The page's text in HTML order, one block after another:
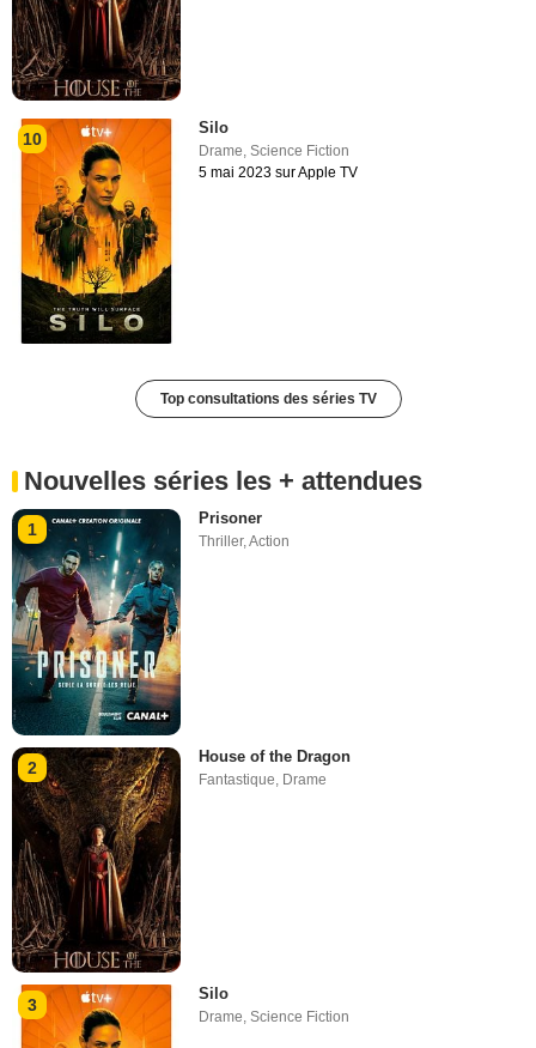
10
Silo
Drame,Science Fiction
5 mai 2023 sur Apple TV
Top consultations des séries TV
Nouvelles séries les + attendues
1
Prisoner
Thriller,Action
2
House of the Dragon
Fantastique Drame
3
Silo
Drame,Science Fiction